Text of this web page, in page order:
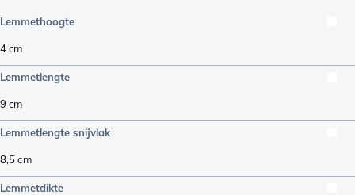
Lemmethoogte
4cm
Lemmetlengte
9 cm
Lemmetlengte snijvlak
8,5cm
Lemmetdikte